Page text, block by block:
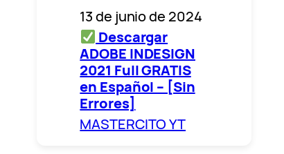
13 de junio de 2024
Descargar
ADOBE INDESIGN
2021 Full GRATIS
en Español – [Sin
Errores]
MASTERCITO YT